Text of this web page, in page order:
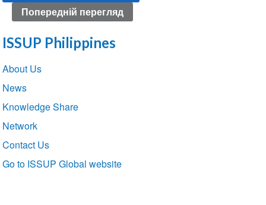
ISSUP Philippines
Section
navigation
About Us
News
Knowledge Share
Network
Contact Us
Go to ISSUP Global website